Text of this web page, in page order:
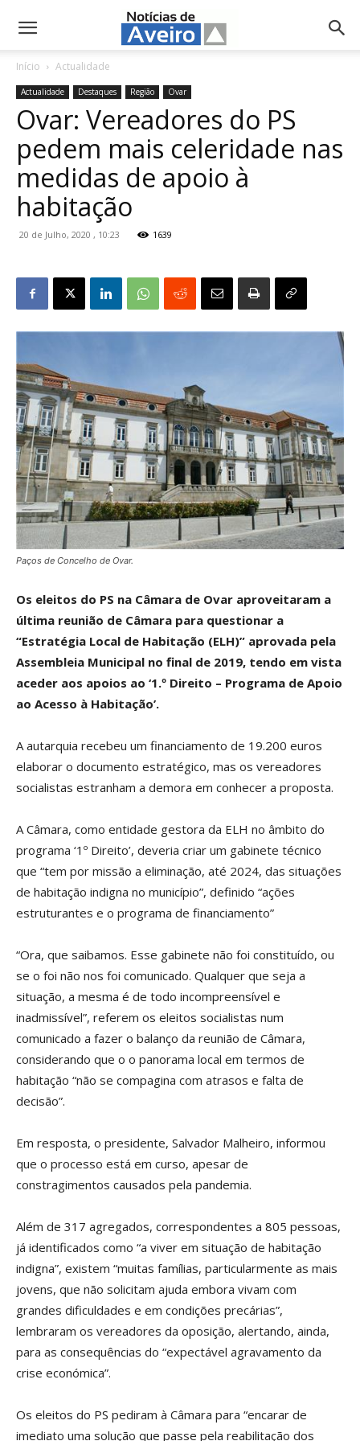
NotíciasdeAveiro.pt
Início Actualidade
Actualidade Destaques Região Ovar
Ovar: Vereadores do PS
pedem mais celeridade nas
medidas de apoio à
habitação
20 de Julho, 2020 , 10:23 1639
Paços de Concelho de Ovar.
Os eleitos do PS na Câmara de Ovar aproveitaram a
última reunião de Câmara para questionar a
“Estratégia Local de Habitação (ELH)” aprovada pela
Assembleia Municipal no final de 2019, tendo em vista
aceder aos apoios ao ‘1.º Direito – Programa de Apoio
ao Acesso à Habitação’.
A autarquia recebeu um financiamento de 19.200 euros
elaborar o documento estratégico, mas os vereadores
socialistas estranham a demora em conhecer a proposta.
A Câmara, como entidade gestora da ELH no âmbito do
programa ‘1º Direito’, deveria criar um gabinete técnico
que “tem por missão a eliminação, até 2024, das situações
de habitação indigna no município”, definido “ações
estruturantes e o programa de financiamento”
“Ora, que saibamos. Esse gabinete não foi constituído, ou
se o foi não nos foi comunicado. Qualquer que seja a
situação, a mesma é de todo incompreensível e
inadmissível”, referem os eleitos socialistas num
comunicado a fazer o balanço da reunião de Câmara,
considerando que o o panorama local em termos de
habitação “não se compagina com atrasos e falta de
decisão”.
Em resposta, o presidente, Salvador Malheiro, informou
que o processo está em curso, apesar de
constragimentos causados pela pandemia.
Além de 317 agregados, correspondentes a 805 pessoas,
já identificados como “a viver em situação de habitação
indigna”, existem “muitas famílias, particularmente as mais
jovens, que não solicitam ajuda embora vivam com
grandes dificuldades e em condições precárias”,
lembraram os vereadores da oposição, alertando, ainda,
para as consequências do “expectável agravamento da
crise económica”.
Os eleitos do PS pediram à Câmara para “encarar de
imediato uma solução que passe pela reabilitação dos